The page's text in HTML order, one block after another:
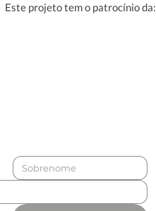
Este projeto tem o patrocínio da: